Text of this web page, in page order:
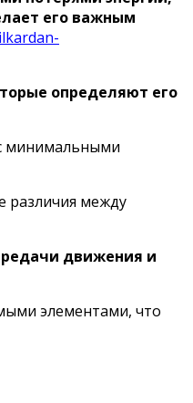
его важным
определяют его
минимальными
различия между
движения и
элементами, что